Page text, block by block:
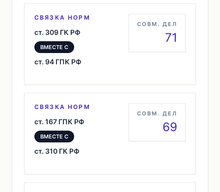
СВЯЗКА НОРМ
ст. 309 ГК РФ
ВМЕСТЕ С
ст. 94 ГПК РФ
СОВМ. ДЕЛ
71
СВЯЗКА НОРМ
ст. 167 ГПК РФ
ВМЕСТЕ С
ст. 310 ГК РФ
СОВМ. ДЕЛ
69